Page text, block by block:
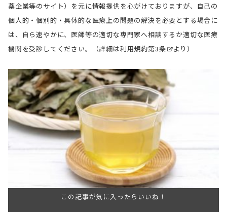
薬企業等のサイト）を元に情報提供を心がけておりますが、自己の
個人的・個別的・具体的な医療上の問題の解決を必要とする場合に
は、自ら速やかに、医師等の適切な専門家へ相談するか適切な医療
機関を受診してください。（詳細は利用規約第3条 より）
この記事が気に入ったらいいね！